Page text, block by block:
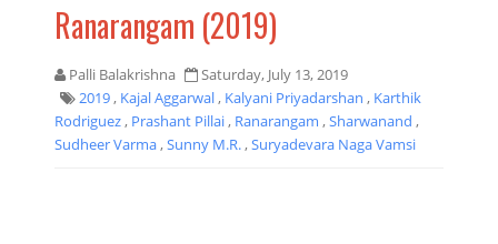
Ranarangam (2019)
Palli Balakrishna
Saturday, July 13, 2019
2019, Kajal Aggarwal, Kalyani Priyadarshan , Karthik
Rodriguez, Prashant Pillai, Ranarangam ,Sharwanand ,
Sudheer Varma,Sunny M.R.,Suryadevara Naga Vamsi